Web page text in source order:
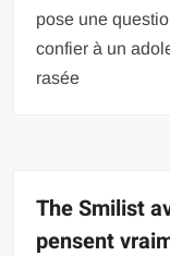
pose une
confier à un
rasée
The Smilist
pensent